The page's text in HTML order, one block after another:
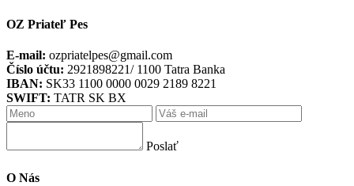
OZ Priateľ Pes
E-mail: ozpriatelpes@gmail.com
Číslo účtu: 2921898221/ 1100 Tatra Banka
IBAN: SK33 1100 0000 0029 2189 8221
SWIFT: TATR SK BX
Poslať
O Nás